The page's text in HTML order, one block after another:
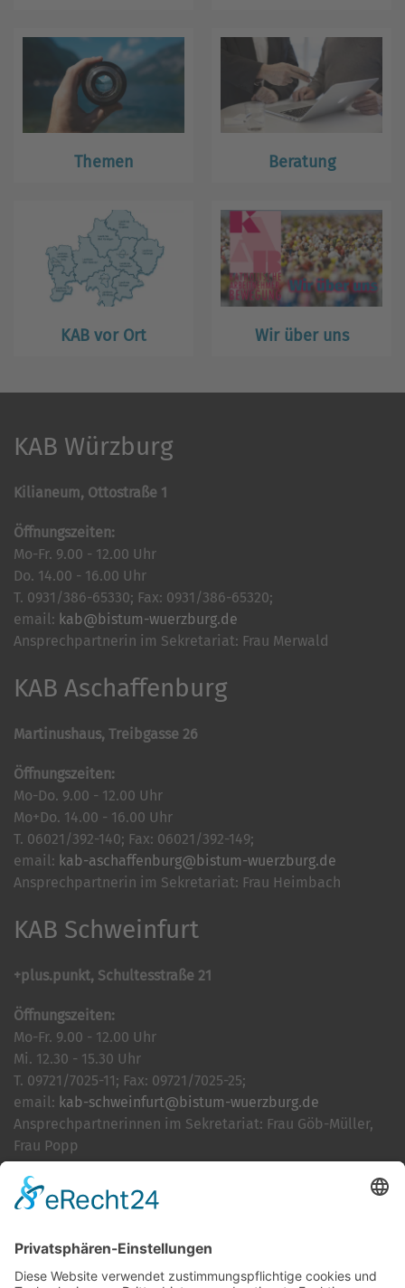
Themen Beratung
KAB vor Ort Wir über uns
KAB Würzburg
Kilianeum, Ottostraße 1
Öffnungszeiten:
Mo-Fr. 9.00 - 12.00 Uhr
Do. 14.00 - 16.00 Uhr
T. 0931/386-65330; Fax: 0931/386-65320;
email: kab@bistum-wuerzburg.de
Ansprechpartnerin im Sekretariat: Frau Merwald
KAB Aschaffenburg
Martinushaus, Treibgasse 26
Öffnungszeiten:
Mo-Do. 9.00 - 12.00 Uhr
Mo+Do. 14.00 - 16.00 Uhr
T. 06021/392-140; Fax: 06021/392-149;
email: kab-aschaffenburg@bistum-wuerzburg.de
Ansprechpartnerin im Sekretariat: Frau Heimbach
KAB Schweinfurt
+plus.punkt, Schultesstraße 21
Öffnungszeiten:
Mo-Fr. 9.00 - 12.00 Uhr
Mi. 12.30 - 15.30 Uhr
T. 09721/7025-11; Fax: 09721/7025-25;
email: kab-schweinfurt@bistum-wuerzburg.de
Ansprechpartnerinnen im Sekretariat: Frau Göb-Müller,
Frau Popp